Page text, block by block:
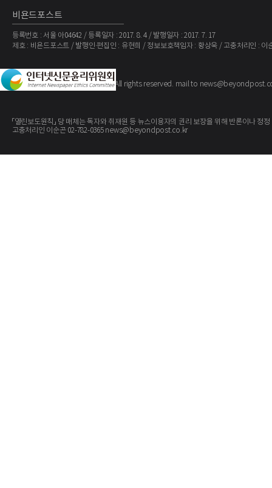
비욘드포스트
등록번호 : 서울 아04642 / 등록일자 : 2017. 8. 4 / 발행일자 : 2017. 7. 17
제호 : 비욘드포스트 / 발행인·편집인 : 유현희 / 정보보호책임자 : 황상욱 / 고충처리인 : 이
Copyright ©The BeyondPost. All rights reserved. mail to
「열린보도원칙」 당 매체는 독자와 취재원 등 뉴스이용자의 권리 보장을 위해 반론이나
고충처리인 이순곤 02-782-0365 news@beyondpost.co.kr